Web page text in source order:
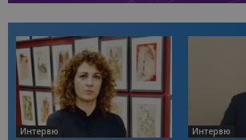
Интервю Интервю